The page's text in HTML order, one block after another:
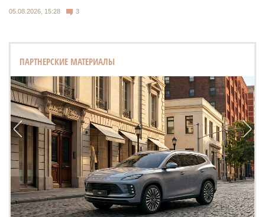
05.08.2026, 15:28 3
ПАРТНЕРСКИЕ МАТЕРИАЛЫ